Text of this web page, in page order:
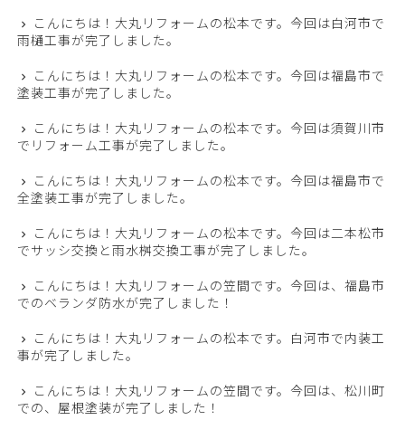
こんにちは！大丸リフォームの松本です。今回は白河市で
雨樋工事が完了しました。
こんにちは！大丸リフォームの松本です。今回は福島市で
塗装工事が完了しました。
こんにちは！大丸リフォームの松本です。今回は須賀川市
でリフォーム工事が完了しました。
こんにちは！大丸リフォームの松本です。今回は福島市で
全塗装工事が完了しました。
こんにちは！大丸リフォームの松本です。今回は二本松市
でサッシ交換と雨水桝交換工事が完了しました。
こんにちは！大丸リフォームの笠間です。今回は、福島市
でのベランダ防水が完了しました！
こんにちは！大丸リフォームの松本です。白河市で内装工
事が完了しました。
こんにちは！大丸リフォームの笠間です。今回は、松川町
での、屋根塗装が完了しました！